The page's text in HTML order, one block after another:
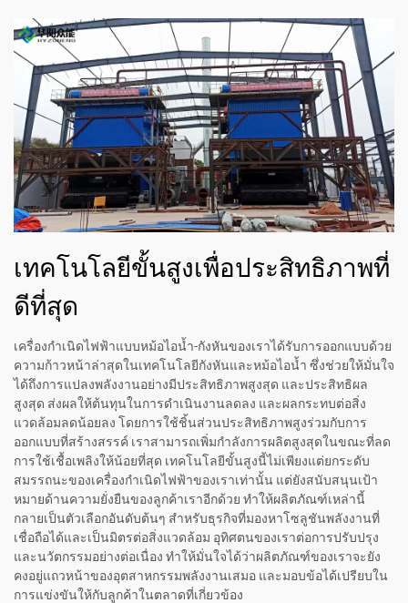
เทคโนโลยีขั้นสูงเพื่อประสิทธิภาพที่
ดีที่สุด
เครื่องกำเนิดไฟฟ้าแบบหม้อไอน้ำ-กังหันของเราได้รับการออกแบบด้วย
ความก้าวหน้าล่าสุดในเทคโนโลยีกังหันและหม้อไอน้ำ ซึ่งช่วยให้มั่นใจ
ได้ถึงการแปลงพลังงานอย่างมีประสิทธิภาพสูงสุด และประสิทธิผล
สูงสุด ส่งผลให้ต้นทุนในการดำเนินงานลดลง และผลกระทบต่อสิ่ง
แวดล้อมลดน้อยลง โดยการใช้ชิ้นส่วนประสิทธิภาพสูงร่วมกับการ
ออกแบบที่สร้างสรรค์ เราสามารถเพิ่มกำลังการผลิตสูงสุดในขณะที่ลด
การใช้เชื้อเพลิงให้น้อยที่สุด เทคโนโลยีขั้นสูงนี้ไม่เพียงแต่ยกระดับ
สมรรถนะของเครื่องกำเนิดไฟฟ้าของเราเท่านั้น แต่ยังสนับสนุนเป้า
หมายด้านความยั่งยืนของลูกค้าเราอีกด้วย ทำให้ผลิตภัณฑ์เหล่านี้
กลายเป็นตัวเลือกอันดับต้นๆ สำหรับธุรกิจที่มองหาโซลูชันพลังงานที่
เชื่อถือได้และเป็นมิตรต่อสิ่งแวดล้อม อุทิศตนของเราต่อการปรับปรุง
และนวัตกรรมอย่างต่อเนื่อง ทำให้มั่นใจได้ว่าผลิตภัณฑ์ของเราจะยัง
คงอยู่แถวหน้าของอุตสาหกรรมพลังงานเสมอ และมอบข้อได้เปรียบใน
การแข่งขันให้กับลูกค้าในตลาดที่เกี่ยวข้อง